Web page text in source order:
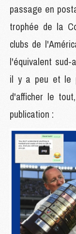
passage en
trophée de la
clubs de
l'équivalent sud-
il y a peu et le
d'afficher le
publication :